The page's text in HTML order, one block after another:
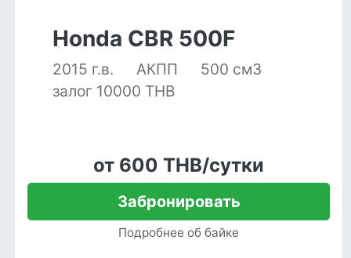
Honda CBR 500F
2015 г.в. АКПП
500 см3
залог 10000 THB
от 600 THB/сутки
Забронировать
Подробнее об байке